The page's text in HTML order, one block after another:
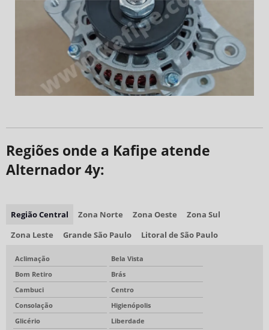
Regiões onde a Kafipe atende
Alternador 4y:
Região Central Zona Norte Zona Oeste
Zona Sul
Zona Leste
Grande São Paulo Litoral de São Paulo
Aclimação
Bela Vista
Bom Retiro
Brás
Cambuci
Centro
Consolação
Higienópolis
Glicério
Liberdade